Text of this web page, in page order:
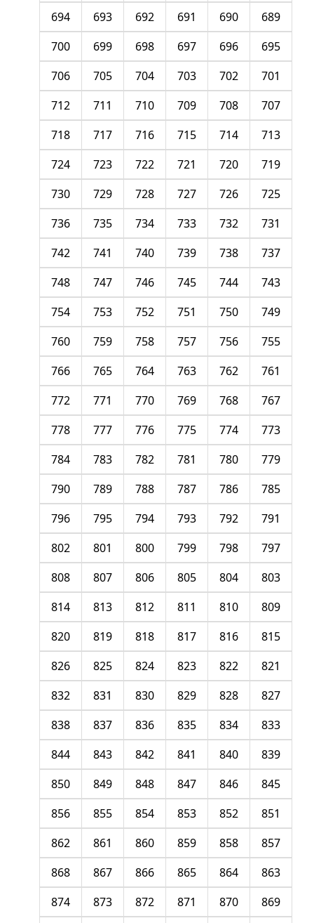
689
690
691
692
693
694
695
696
697
698
699
700
701
702
703
704
705
706
707
708
709
710
711
712
713
714
715
716
717
718
719
720
721
722
723
724
725
726
727
728
729
730
731
732
733
734
735
736
737
738
739
740
741
742
743
744
745
746
747
748
749
750
751
752
753
754
755
756
757
758
759
760
761
762
763
764
765
766
767
768
769
770
771
772
773
774
775
776
777
778
779
780
781
782
783
784
785
786
787
788
789
790
791
792
793
794
795
796
797
798
799
800
801
802
803
804
805
806
807
808
809
810
811
812
813
814
815
816
817
818
819
820
821
822
823
824
825
826
827
828
829
830
831
832
833
834
835
836
837
838
839
840
841
842
843
844
845
846
847
848
849
850
851
852
853
854
855
856
857
858
859
860
861
862
863
864
865
866
867
868
869
870
871
872
873
874